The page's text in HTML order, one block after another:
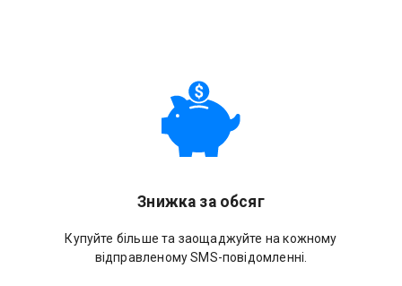
Знижка за обсяг
Купуйте більше та заощаджуйте на кожному
відправленому SMS-повідомленні.